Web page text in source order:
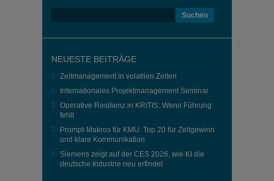
NEUESTE BEITRÄGE
Zeitmanagement in volatilen Zeiten
Internationales Projektmanagement Seminar
Operative Resilienz in KRITIS: Wenn Führung
fehlt
Prompt-Makros für KMU: Top 20 für Zeitgewinn
und klare Kommunikation
Siemens zeigt auf der CES 2026, wie KI die
deutsche Industrie neu erfindet